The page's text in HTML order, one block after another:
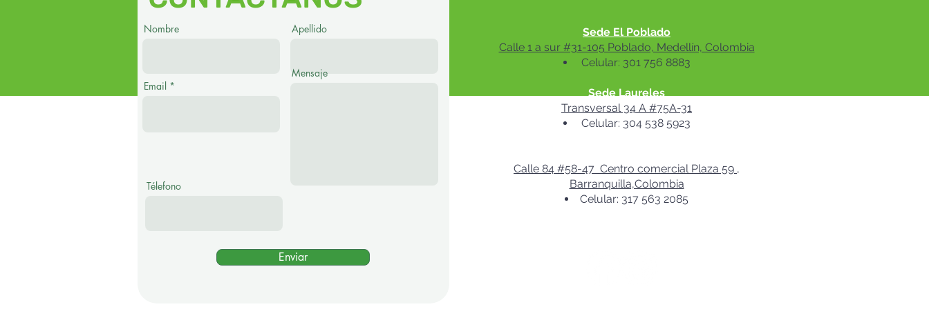
Sede El Poblado
Calle 1 a sur #31-105 Poblado, Medellín, Colombia
Celular: 301 756 8883
Sede Laureles
Transversal 34 A #75A-31
Celular: 304 538 5923
Calle 84 #58-47 Centro comercial Plaza 59 ,
Barranquilla,Colombia
Celular: 317 563 2085​
Nombre
Email
Télefono
Apellido
Mensaje
Enviar